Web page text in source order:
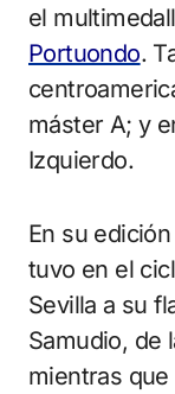
el
Portuondo.
máster A; y
Izquierdo.
En su
tuvo en el
Sevilla a su
Samudio, de
mientras